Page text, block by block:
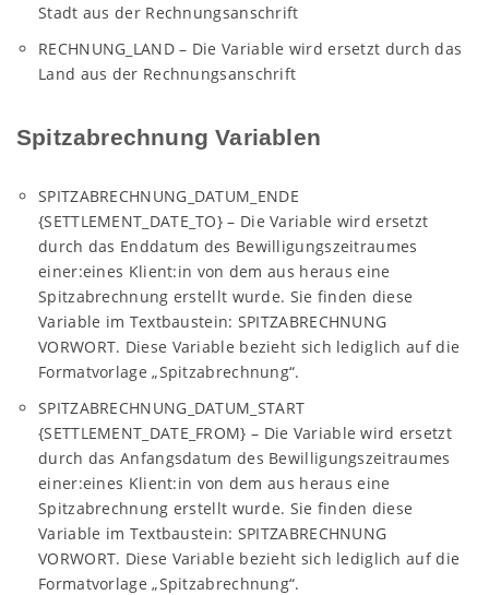
Stadt aus der Rechnungsanschrift
RECHNUNG_LAND – Die Variable wird ersetzt durch das
Land aus der Rechnungsanschrift
Spitzabrechnung Variablen
SPITZABRECHNUNG_DATUM_ENDE
{SETTLEMENT_DATE_TO} – Die Variable wird ersetzt
durch das Enddatum des Bewilligungszeitraumes
einer:eines Klient:in von dem aus heraus eine
Spitzabrechnung erstellt wurde. Sie finden diese
Variable im Textbaustein: SPITZABRECHNUNG
VORWORT. Diese Variable bezieht sich lediglich auf die
Formatvorlage „Spitzabrechnung“.
SPITZABRECHNUNG_DATUM_START
{SETTLEMENT_DATE_FROM} – Die Variable wird ersetzt
durch das Anfangsdatum des Bewilligungszeitraumes
einer:eines Klient:in von dem aus heraus eine
Spitzabrechnung erstellt wurde. Sie finden diese
Variable im Textbaustein: SPITZABRECHNUNG
VORWORT. Diese Variable bezieht sich lediglich auf die
Formatvorlage „Spitzabrechnung“.